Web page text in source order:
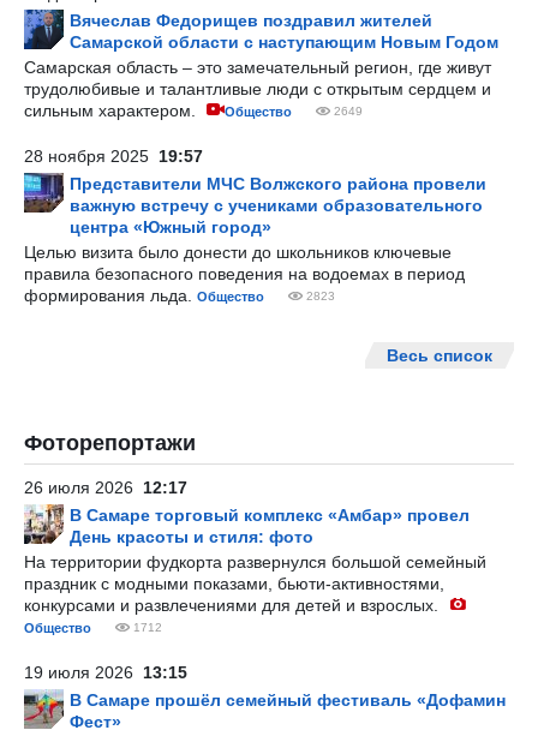
Вячеслав Федорищев поздравил жителей
Самарской области с наступающим Новым Годом
Самарская область – это замечательный регион, где живут
трудолюбивые и талантливые люди с открытым сердцем и
сильным характером.
Общество 2649
28 ноября 2025 19:57
Представители МЧС Волжского района провели
важную встречу с учениками образовательного
центра «Южный город»
Целью визита было донести до школьников ключевые
правила безопасного поведения на водоемах в период
формирования льда.
Общество 2823
Весь список
Фоторепортажи
26 июля 2026 12:17
В Самаре торговый комплекс «Амбар» провел
День красоты и стиля: фото
На территории фудкорта развернулся большой семейный
праздник с модными показами, бьюти-активностями,
конкурсами и развлечениями для детей и взрослых.
Общество 1712
19 июля 2026 13:15
В Самаре прошёл семейный фестиваль «Дофамин
Фест»